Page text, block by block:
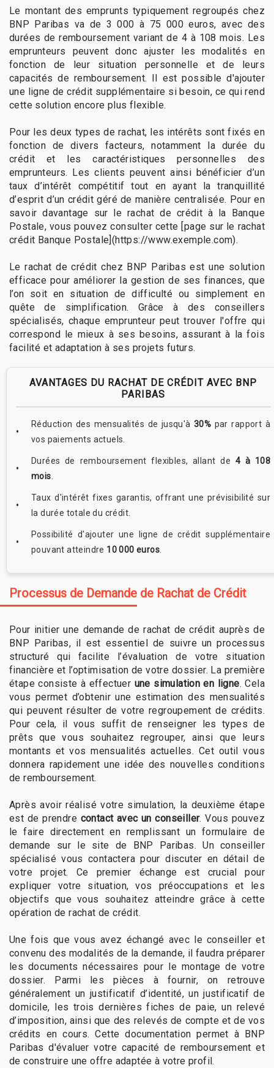
Le montant des emprunts typiquement regroupés chez
BNP Paribas va de 3 000 à 75 000 euros, avec des
durées de remboursement variant de 4 à 108 mois. Les
emprunteurs peuvent donc ajuster les modalités en
fonction de leur situation personnelle et de leurs
capacités de remboursement. Il est possible d'ajouter
une ligne de crédit supplémentaire si besoin, ce qui rend
cette solution encore plus flexible.
Pour les deux types de rachat, les intérêts sont fixés en
fonction de divers facteurs, notamment la durée du
crédit et les caractéristiques personnelles des
emprunteurs. Les clients peuvent ainsi bénéficier d’un
taux d’intérêt compétitif tout en ayant la tranquillité
d’esprit d’un crédit géré de manière centralisée. Pour en
savoir davantage sur le rachat de crédit à la Banque
Postale, vous pouvez consulter cette [page sur le rachat
crédit Banque Postale](https://www.exemple.com).
Le rachat de crédit chez BNP Paribas est une solution
efficace pour améliorer la gestion de ses finances, que
l’on soit en situation de difficulté ou simplement en
quête de simplification. Grâce à des conseillers
spécialisés, chaque emprunteur peut trouver l'offre qui
correspond le mieux à ses besoins, assurant à la fois
facilité et adaptation à ses projets futurs.
AVANTAGES DU RACHAT DE CRÉDIT AVEC BNP
PARIBAS
Réduction des mensualités de jusqu'à30% par rapport à
vos paiements actuels.
Durées de remboursement flexibles, allant de 4 à 108
mois
Taux d'intérêt fixes garantis, offrant une prévisibilité sur
la durée totale du crédit.
Possibilité d'ajouter une ligne de crédit supplémentaire
pouvant atteindre 10 000 euros
Processus de Demande de Rachat de Crédit
Pour initier une demande de rachat de crédit auprès de
BNP Paribas, il est essentiel de suivre un processus
structuré qui facilite l’évaluation de votre situation
financière et l’optimisation de votre dossier. La première
étape consiste à effectuer une simulation en ligne. Cela
vous permet d’obtenir une estimation des mensualités
qui peuvent résulter de votre regroupement de crédits.
Pour cela, il vous suffit de renseigner les types de
prêts que vous souhaitez regrouper, ainsi que leurs
montants et vos mensualités actuelles. Cet outil vous
donnera rapidement une idée des nouvelles conditions
de remboursement.
Après avoir réalisé votre simulation, la deuxième étape
est de prendre contact avec un conseiller. Vous pouvez
le faire directement en remplissant un formulaire de
demande sur le site de BNP Paribas. Un conseiller
spécialisé vous contactera pour discuter en détail de
votre projet. Ce premier échange est crucial pour
expliquer votre situation, vos préoccupations et les
objectifs que vous souhaitez atteindre grâce à cette
opération de rachat de crédit.
Une fois que vous avez échangé avec le conseiller et
convenu des modalités de la demande, il faudra préparer
les documents nécessaires pour le montage de votre
dossier. Parmi les pièces à fournir, on retrouve
généralement un justificatif d’identité, un justificatif de
domicile, les trois dernières fiches de paie, un relevé
d’imposition, ainsi que des relevés de compte et de vos
crédits en cours. Cette documentation permet à BNP
Paribas d'évaluer votre capacité de remboursement et
de construire une offre adaptée à votre profil.